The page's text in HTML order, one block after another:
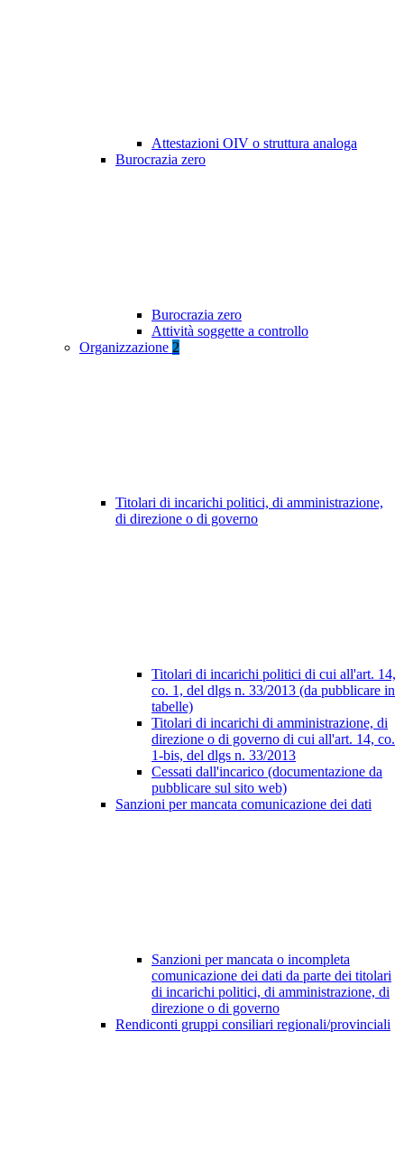
Attestazioni OIV o struttura analoga
Burocrazia zero
Burocrazia zero
Attività soggette a controllo
Organizzazione 2
Titolari di incarichi politici, di amministrazione,
di direzione o di governo
Titolari di incarichi politici di cui all'art. 14,
co. 1, del dlgs n. 33/2013 (da pubblicare in
tabelle)
Titolari di incarichi di amministrazione, di
direzione o di governo di cui all'art. 14, co.
1-bis, del dlgs n. 33/2013
Cessati dall'incarico (documentazione da
pubblicare sul sito web)
Sanzioni per mancata comunicazione dei dati
Sanzioni per mancata o incompleta
comunicazione dei dati da parte dei titolari
di incarichi politici, di amministrazione, di
direzione o di governo
Rendiconti gruppi consiliari regionali/provinciali